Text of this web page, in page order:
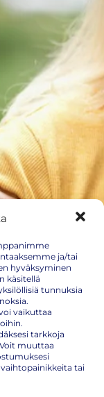
ja/tai
hyväksyminen
käsitellä
tunnuksia
vaikuttaa
tarkkoja
muuttaa
tai
vastaan –